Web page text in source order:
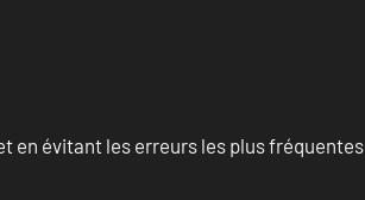
en évitant les erreurs les plus fréquentes